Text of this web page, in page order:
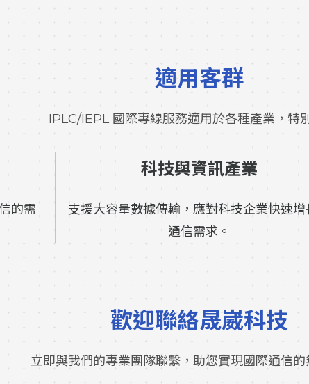
適用客群
IPLC/IEPL 國際專線服務適用於各種產業，特
的需
科技與資訊產業
支援大容量數據傳輸，應對科技企業快速增
通信需求。
歡迎聯絡晟崴科技
立即與我們的專業團隊聯繫，助您實現國際通信的